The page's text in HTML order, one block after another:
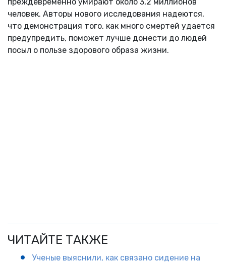
человек. Авторы нового исследования надеются,
что демонстрация того, как много смертей удается
предупредить, поможет лучше донести до людей
посыл о пользе здорового образа жизни.
ЧИТАЙТЕ ТАКЖЕ
Ученые выяснили, как связано сидение на